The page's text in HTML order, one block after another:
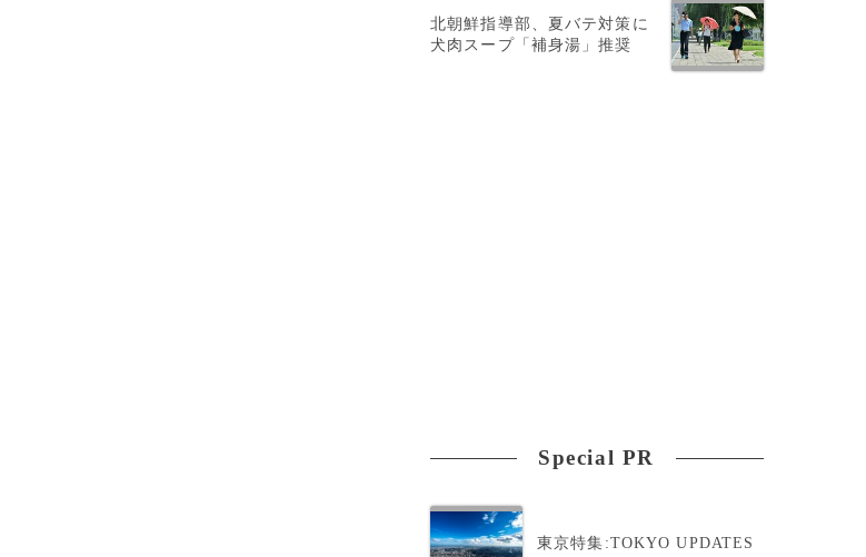
北朝鮮指導部、夏バテ対策に
犬肉スープ「補身湯」推奨
Special PR
東京特集:TOKYO UPDATES